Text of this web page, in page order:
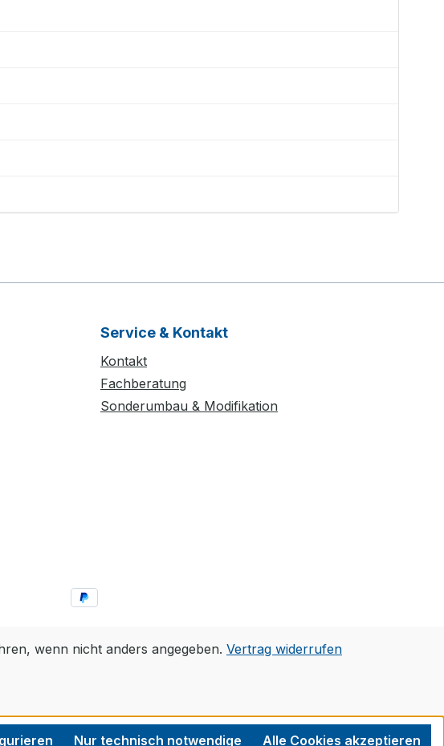
Service & Kontakt
Kontakt
Fachberatung
Sonderumbau & Modifikation
wenn nicht anders angegeben. Vertrag widerrufen
Nur technisch notwendige Alle Cookies akzeptieren